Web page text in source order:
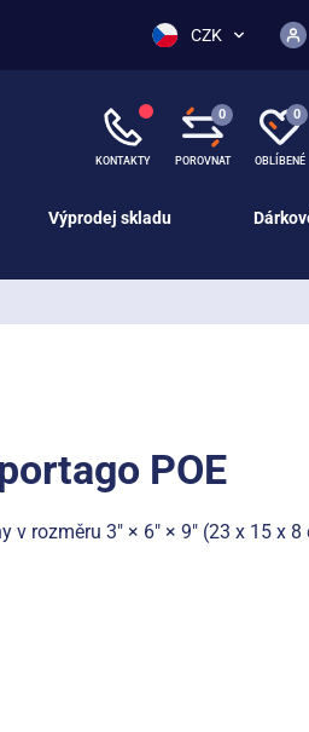
CZK
KONTAKTY
0
POROVNAT
0
OBLÍBENÉ
Výprodej skladu
POE
v rozměru 3" × 6" × 9" (23 x 15 x 8